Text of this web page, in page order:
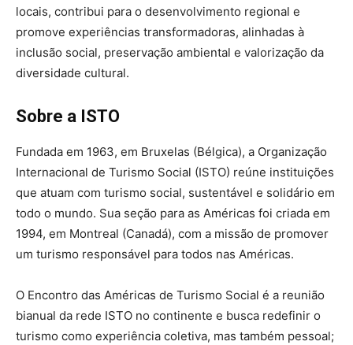
locais, contribui para o desenvolvimento regional e
promove experiências transformadoras, alinhadas à
inclusão social, preservação ambiental e valorização da
diversidade cultural.
Sobre a ISTO
Fundada em 1963, em Bruxelas (Bélgica), a Organização
Internacional de Turismo Social (ISTO) reúne instituições
que atuam com turismo social, sustentável e solidário em
todo o mundo. Sua seção para as Américas foi criada em
1994, em Montreal (Canadá), com a missão de promover
um turismo responsável para todos nas Américas.
O Encontro das Américas de Turismo Social é a reunião
bianual da rede ISTO no continente e busca redefinir o
turismo como experiência coletiva, mas também pessoal;